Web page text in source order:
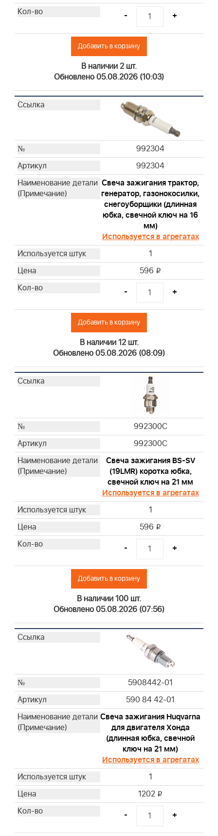
820263WM
795115
992376
71794S
271939
271962S
272403S
272444
272490S
273185S
273356S
399039
692520
695303
711460
792303
797007
797008
798513
798795
805267S
595191
491056
692513
696854
795990
394358S
690612
797346
808116S
84001895
844545
4101
4102
4103
4104
4105
4106
4108
4109
4110
-
+
Добавить в корзину
В наличии 2 шт.
Обновлено 05.08.2026 (10:03)
992304
992304
Свеча зажигания трактор,
генератор, газонокосилки,
снегоуборщики (длинная
юбка, свечной ключ на 16
мм)
Используется в агрегатах
1
596 i
- +
Добавить в корзину
В наличии 12 шт.
Обновлено 05.08.2026 (08:09)
992300C
992300C
Свеча зажигания BS-SV
(19LMR) коротка юбка,
свечной ключ на 21 мм
Используется в агрегатах
1
596 i
- +
Добавить в корзину
В наличии 100 шт.
Обновлено 05.08.2026 (07:56)
5908442-01
590 84 42-01
Свеча зажигания Huqvarna
для двигателя Хонда
(длинная юбка, свечной
ключ на 21 мм)
Используется в агрегатах
1
1202 i
- +